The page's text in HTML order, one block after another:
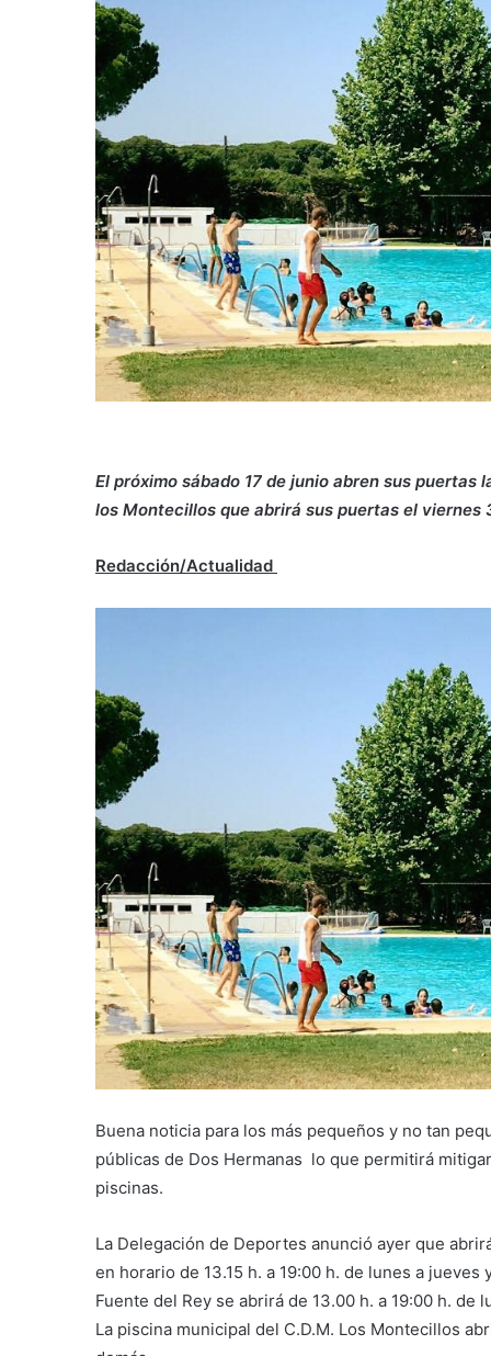
El próximo sábado 17 de junio abren sus puertas
los Montecillos que abrirá sus puertas el viernes
Redacción/Actualidad
Buena noticia para los más pequeños y no tan
públicas de Dos Hermanas lo que permitirá
piscinas.
La Delegación de Deportes anunció ayer que
en horario de 13.15 h. a 19:00 h. de lunes a
Fuente del Rey se abrirá de 13.00 h. a 19:00 h. de
La piscina municipal del C.D.M. Los Montecillos